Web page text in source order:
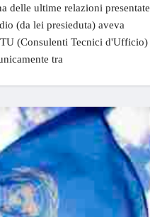
delle ultime relazioni presentate
(da lei presieduta) aveva
(Consulenti Tecnici d'Ufficio)
tra